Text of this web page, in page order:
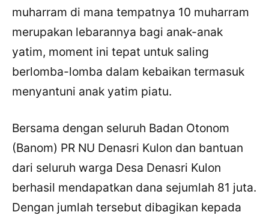
muharram di mana tempatnya 10 muharram
merupakan lebarannya bagi anak-anak
yatim, moment ini tepat untuk saling
berlomba-lomba dalam kebaikan termasuk
menyantuni anak yatim piatu.
Bersama dengan seluruh Badan Otonom
(Banom) PR NU Denasri Kulon dan bantuan
dari seluruh warga Desa Denasri Kulon
berhasil mendapatkan dana sejumlah 81 juta.
Dengan jumlah tersebut dibagikan kepada